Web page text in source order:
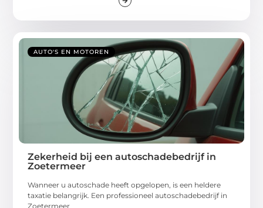
AUTO'S EN MOTOREN
Zekerheid bij een autoschadebedrijf in
Zoetermeer
Wanneer u autoschade heeft opgelopen, is een heldere
taxatie belangrijk. Een professioneel autoschadebedrijf in
Zoetermeer